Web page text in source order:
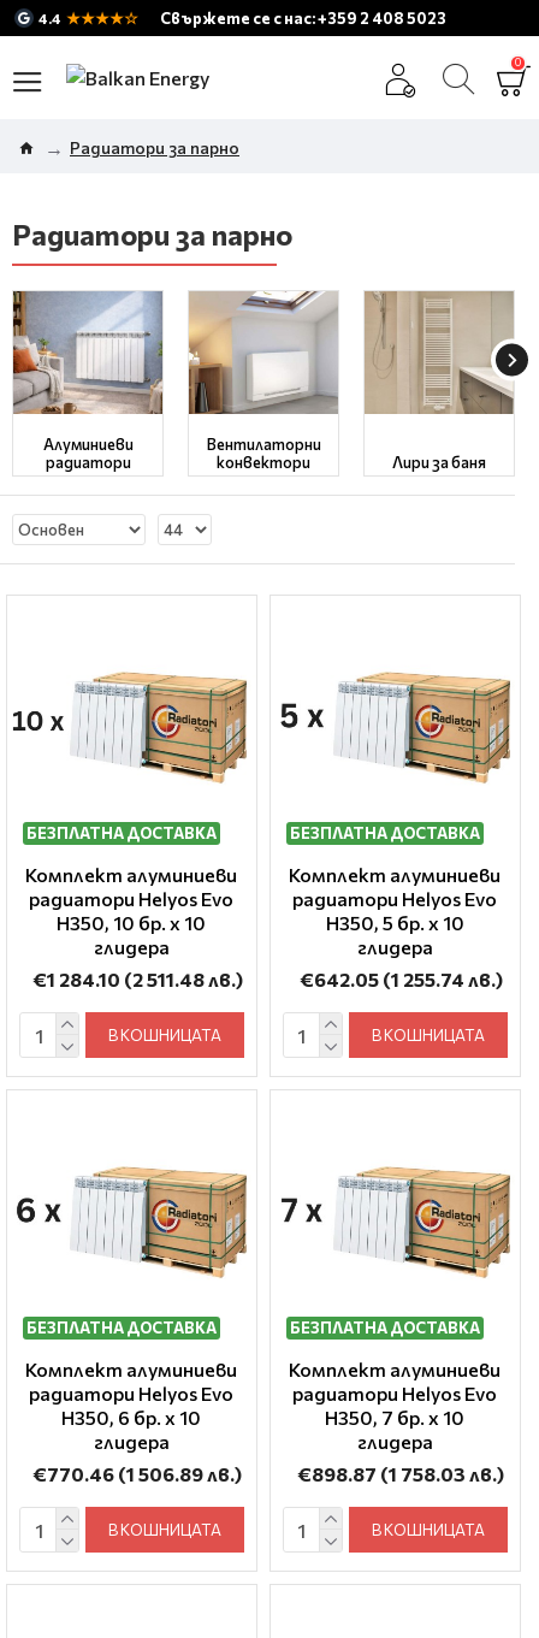
4.4 ★★★★☆ Свържете се с нас: +359 2 408 5023
0
Радиатори за парно
Радиатори за парно
Алуминиеви
радиатори
Вентилаторни
конвектори
Лири за баня
БЕЗПЛАТНА ДОСТАВКА
Комплект алуминиеви
радиатори Helyos Evo
H350, 10 бр. x 10
глидера
€1 284.10 (2 511.48 лв.)
В КОШНИЦАТА
БЕЗПЛАТНА ДОСТАВКА
Комплект алуминиеви
радиатори Helyos Evo
H350, 5 бр. x 10
глидера
€642.05 (1 255.74 лв.)
В КОШНИЦАТА
БЕЗПЛАТНА ДОСТАВКА
Комплект алуминиеви
радиатори Helyos Evo
H350, 6 бр. x 10
глидера
€770.46 (1 506.89 лв.)
В КОШНИЦАТА
БЕЗПЛАТНА ДОСТАВКА
Комплект алуминиеви
радиатори Helyos Evo
H350, 7 бр. x 10
глидера
€898.87 (1 758.03 лв.)
В КОШНИЦАТА